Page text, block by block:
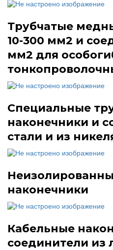
Трубчатые
10-300 мм2 и
мм2 для
Специальные
наконечники и
стали и из
наконечники
Кабельные
соединители из